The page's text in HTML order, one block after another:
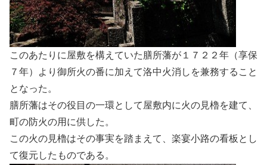
このあたりに屋敷を構えていた膳所藩が１７２２年（享保
７年）より御所火の番に加えて洛中火消しを兼務すること
となった。
膳所藩はその役目の一環として屋敷内に火の見櫓を建て、
町の防火の用に供した。
この火の見櫓はその事実を踏まえて、楽宴小路の看板とし
て復元したものである。